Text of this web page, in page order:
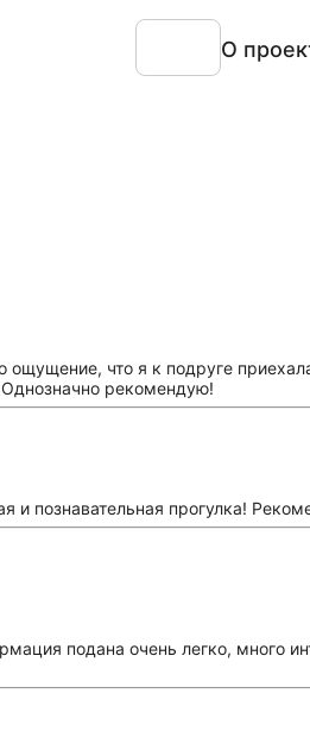
О
что я к подруге
рекомендую!
и познавательная прогулка!
подана очень легко, много